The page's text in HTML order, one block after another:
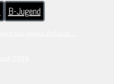
B-Jugend